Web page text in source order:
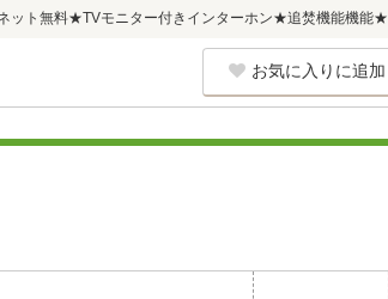
ト無料★TVモニター付きインターホン★追焚機能機能★
お気に入りに追加